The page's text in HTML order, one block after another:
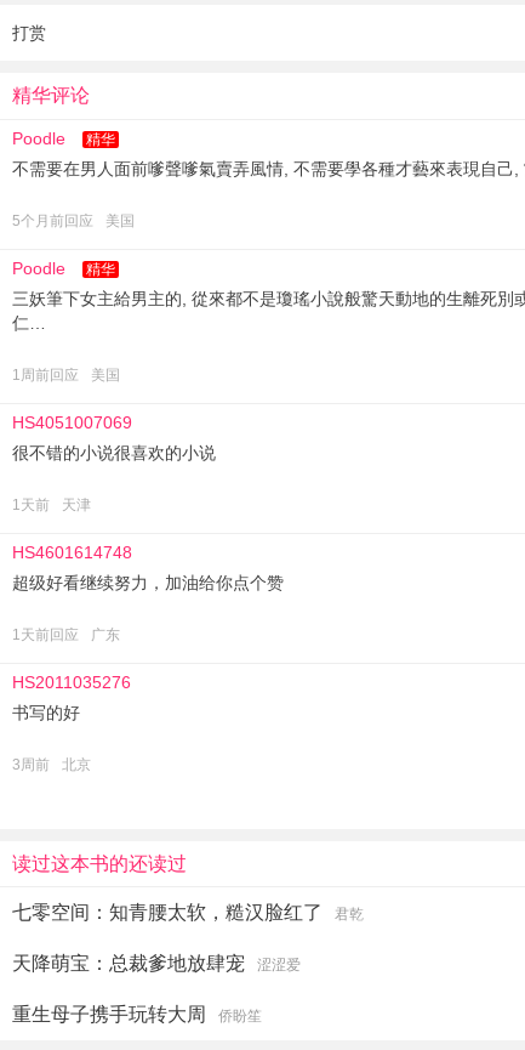
打赏
精华评论
Poodle 精华
不需要在男人面前嗲聲嗲氣賣弄風情, 不需要學各種才藝來表現自
5个月前回应 美国
Poodle 精华
三妖筆下女主給男主的, 從來都不是瓊瑤小說般驚天動地的生離死
仁…
1周前回应 美国
HS4051007069
很不错的小说很喜欢的小说
1天前 天津
HS4601614748
超级好看继续努力，加油给你点个赞
1天前回应 广东
HS2011035276
书写的好
3周前 北京
读过这本书的还读过
七零空间：知青腰太软，糙汉脸红了 君乾
天降萌宝：总裁爹地放肆宠 涩涩爱
重生母子携手玩转大周 侨盼笙